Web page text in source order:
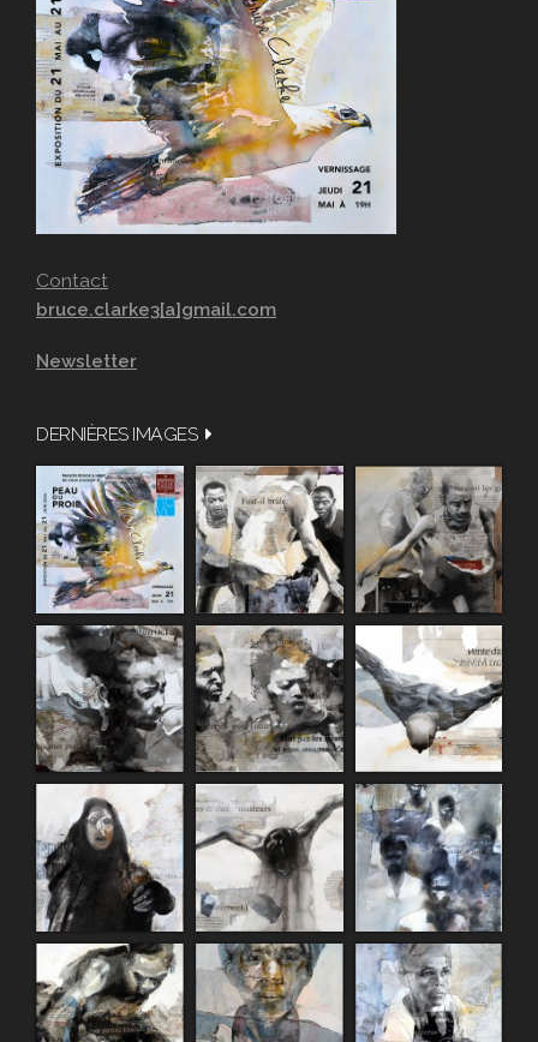
Contact
bruce.clarke3[a]gmail.com
Newsletter
DERNIÈRES IMAGES